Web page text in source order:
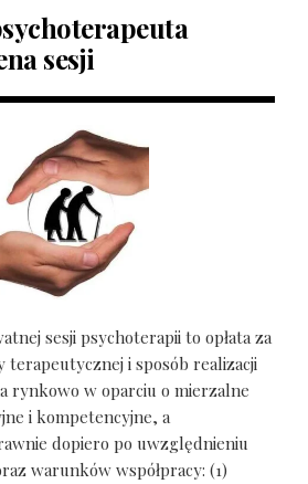
sesji
sesji psychoterapii to opłata za
terapeutycznej i sposób realizacji
rynkowo w oparciu o mierzalne
i kompetencyjne, a
dopiero po uwzględnieniu
warunków współpracy: (1)